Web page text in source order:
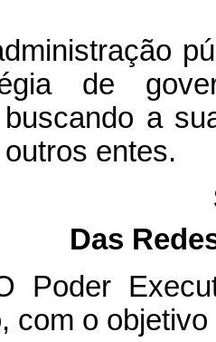
de
a
entes.
Das
com o objetivo